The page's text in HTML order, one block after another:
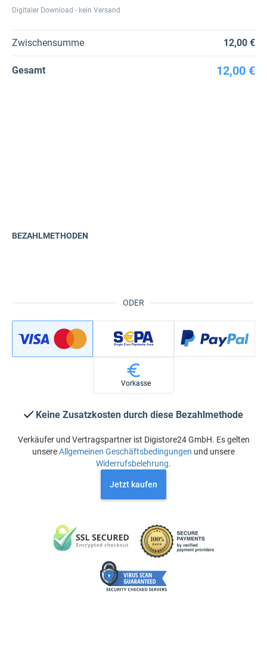
Digitaler Download - kein Versand
Zwischensumme 12,00 €
Gesamt 12,00 €
ODER
BEZAHLMETHODEN
Vorkasse
Keine Zusatzkosten durch diese Bezahlmethode
Verkäufer und Vertragspartner ist Digistore24 GmbH. Es gelten
unsereAllgemeinen Geschäftsbedingungen und unsere
Widerrufsbelehrung.
Jetzt kaufen